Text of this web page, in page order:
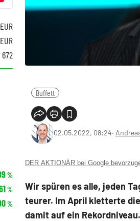
Buffett
02.05.2022, 08:24‧
DER AKTIONÄR bei Google
Wir spüren es alle, jeden
teurer. Im April kletterte
damit auf ein
EUR
672
%
%
%